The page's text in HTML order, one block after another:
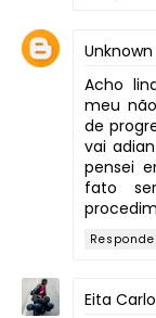
Unknown
Acho
meu
de
vai
pensei
fato
Eita